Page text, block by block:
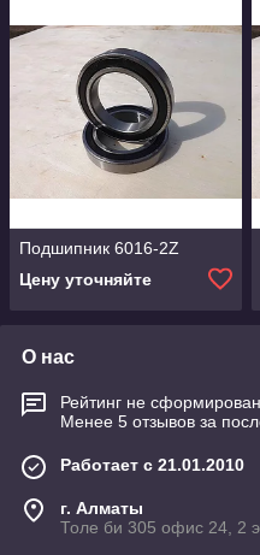
Подшипник 6016-2Z
Цену уточняйте
О нас
Рейтинг не сформирован
Менее 5 отзывов за
Работает с 21.01.2010
г. Алматы
Толе би 305 офис 24, 2